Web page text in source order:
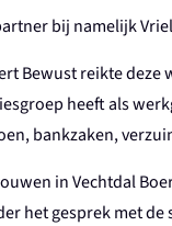
bij namelijk
Bewust reikte
heeft als
bankzaken,
in Vechtdal
het gesprek met